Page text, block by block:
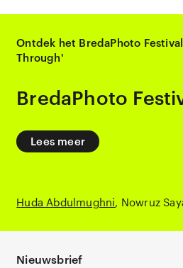
Ontdek het BredaPhoto
Through'
BredaPhoto
Lees meer
Huda Abdulmughni Nowruz
Nieuwsbrief